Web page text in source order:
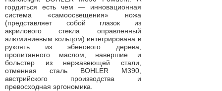
гордиться есть чем — инновационная
система «самоосвещения» ножа
(представляет собой глазок из
акрилового стекла оправленный
алюминиевым кольцом) интегрирована в
рукоять из эбенового дерева,
пропитанного маслом, навершие и
больстер из нержавеющей стали,
отменная сталь BOHLER M390,
австрийского производства и
превосходная эргономика.